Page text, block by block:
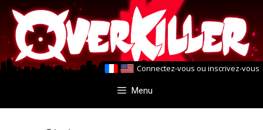
Aller
au
contenu
Aller
au
contenu
Connectez-vous ou inscrivez-vous
Menu